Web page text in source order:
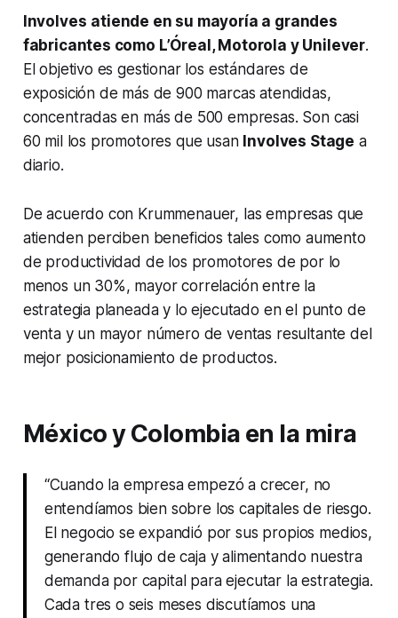
Involves atiende en su mayoría a grandes
fabricantes como L’Óreal, Motorola y Unilever.
El objetivo es gestionar los estándares de
exposición de más de 900 marcas atendidas,
concentradas en más de 500 empresas. Son casi
60 mil los promotores que usan Involves Stage a
diario.
De acuerdo con Krummenauer, las empresas que
atienden perciben beneficios tales como aumento
de productividad de los promotores de por lo
menos un 30%, mayor correlación entre la
estrategia planeada y lo ejecutado en el punto de
venta y un mayor número de ventas resultante del
mejor posicionamiento de productos.
México y Colombia en la mira
“Cuando la empresa empezó a crecer, no
entendíamos bien sobre los capitales de riesgo.
El negocio se expandió por sus propios medios,
generando flujo de caja y alimentando nuestra
demanda por capital para ejecutar la estrategia.
Cada tres o seis meses discutíamos una